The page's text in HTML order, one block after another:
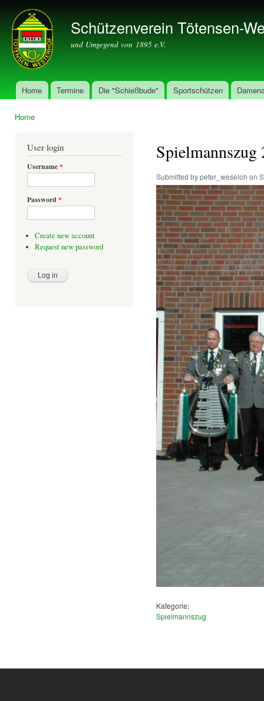
Schützenverein Tötensen-
und Umgegend von 1895 e.V.
Main menu
Home Termine Die "Schießbude" Sportschützen
Home
User login
Username*
Password *
Create new account
Request new password
Spielmannszug
Submitted bypeter_weseloh on
Kategorie:
Spielmannszug